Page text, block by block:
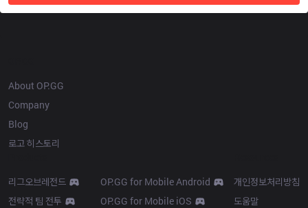
About OP.GG
Company
Blog
로고 히스토리
리그오브레전드
전략적 팀 전투
OP.GG for Mobile Android
OP.GG for Mobile iOS
개인정보처리방침
도움말